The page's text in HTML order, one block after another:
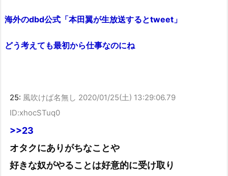
海外のdbd公式「本田翼が生放送するとtweet」
どう考えても最初から仕事なのにね
25: 風吹けば名無し 2020/01/25(土) 13:29:06.79
ID:xhocSTuq0
>>23
オタクにありがちなことや
好きな奴がやることは好意的に受け取り